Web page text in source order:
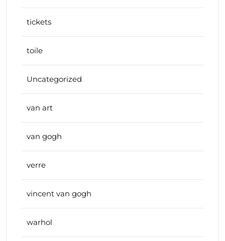
tickets
toile
Uncategorized
van art
van gogh
verre
vincent van gogh
warhol